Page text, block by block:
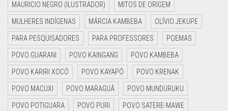
MAURICIO NEGRO (ILUSTRADOR) MITOS DE ORIGEM
MULHERES INDÍGENAS MÁRCIA KAMBEBA OLÍVIO JEKUPE
PARA PESQUISADORES PARA PROFESSORES POEMAS
POVO GUARANI POVO KAINGANG POVO KAMBEBA
POVO KARIRI XOCÓ POVO KAYAPÓ POVO KRENAK
POVO MACUXI POVO MARAGUÁ POVO MUNDURUKU
POVO POTIGUARA POVO PURI POVO SATERE-MAWE